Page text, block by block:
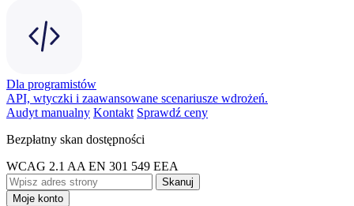
Dla programistów
API, wtyczki i zaawansowane scenariusze wdrożeń.
Audyt manualny Kontakt Sprawdź ceny
Bezpłatny skan dostępności
WCAG 2.1 AA EN 301 549 EEA
Skanuj
Moje konto